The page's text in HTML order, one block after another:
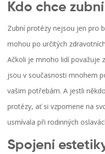
Kdo chce
Zubní protézy nejsou jen pro
mohou po určitých
Ačkoli je mnoho lidí považuje
jsou v současnosti mnohem
vašim potřebám. A jestli
protézy, ať si vzpomene na
usmívala při rodinných
Spojení